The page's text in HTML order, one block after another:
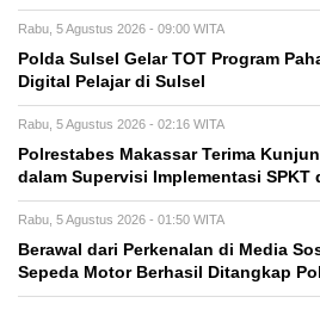
Rabu, 5 Agustus 2026 - 09:00 WITA
Polda Sulsel Gelar TOT Program
Digital Pelajar di Sulsel
Rabu, 5 Agustus 2026 - 02:16 WITA
Polrestabes Makassar Terima
dalam Supervisi Implementasi SPKT
Rabu, 5 Agustus 2026 - 01:50 WITA
Berawal dari Perkenalan di Media
Sepeda Motor Berhasil Ditangkap